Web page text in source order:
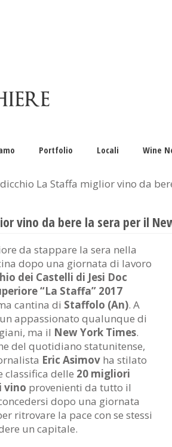
Portfolio Locali Wine
La Staffa miglior vino da
vino da bere la sera per il
da stappare la sera nella
dopo una giornata di lavoro
dei Castelli di Jesi Doc
“La Staffa” 2017
cantina di Staffolo (An). A
appassionato qualunque di
ma il New York Times.
del quotidiano statunitense,
Eric Asimov ha stilato
classifica delle 20 migliori
vino provenienti da tutto il
dopo una giornata
ritrovare la pace con se stessi
un capitale.